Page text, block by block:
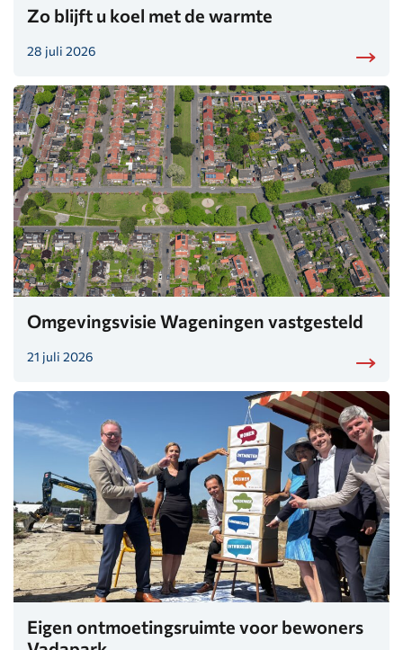
Zo blijft u koel met de warmte
28 juli 2026
Omgevingsvisie Wageningen vastgesteld
21 juli 2026
Eigen ontmoetingsruimte voor bewoners